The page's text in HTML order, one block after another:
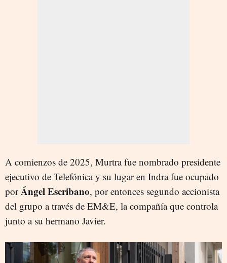
A comienzos de 2025, Murtra fue nombrado presidente
ejecutivo de Telefónica y su lugar en Indra fue ocupado
porÁngel Escribano, por entonces segundo accionista
del grupo a través de EM&E, la compañía que controla
junto a su hermano Javier.